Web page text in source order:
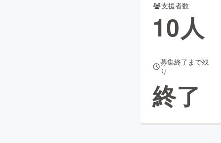
支援者数
10人
募集終了まで残
り
終了